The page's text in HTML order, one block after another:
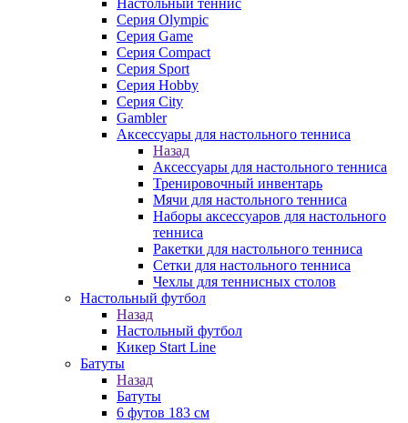
Настольный теннис
Серия Olympic
Серия Game
Серия Compact
Серия Sport
Серия Hobby
Серия City
Gambler
Аксессуары для настольного тенниса
Назад
Аксессуары для настольного тенниса
Тренировочный инвентарь
Мячи для настольного тенниса
Наборы аксессуаров для настольного
тенниса
Ракетки для настольного тенниса
Сетки для настольного тенниса
Чехлы для теннисных столов
Настольный футбол
Назад
Настольный футбол
Кикер Start Line
Батуты
Назад
Батуты
6 футов 183 см